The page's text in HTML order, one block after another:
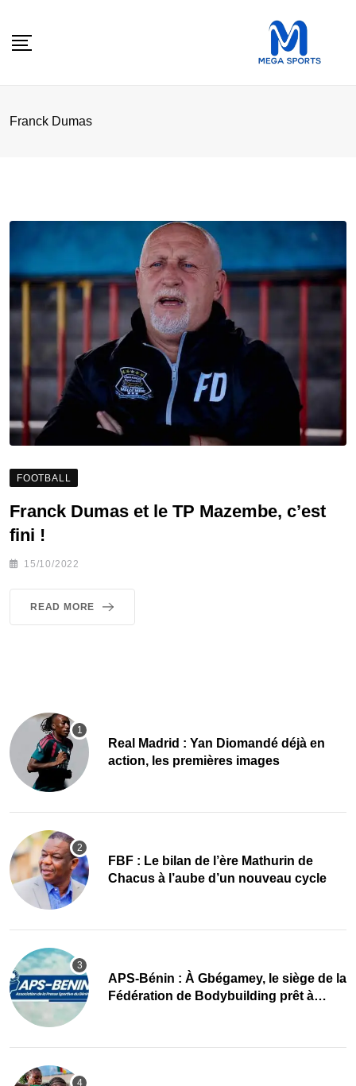
Franck Dumas
FOOTBALL
Franck Dumas et le TP Mazembe, c’est
fini !
15/10/2022
READ MORE
Real Madrid : Yan Diomandé déjà en
action, les premières images
FBF : Le bilan de l’ère Mathurin de
Chacus à l’aube d’un nouveau cycle
APS-Bénin : À Gbégamey, le siège de la
Fédération de Bodybuilding prêt à